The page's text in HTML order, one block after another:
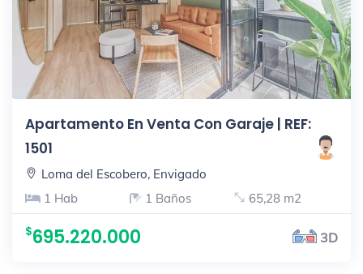
Apartamento En Venta Con Garaje | REF:
1501
Loma del Escobero, Envigado
1 Hab
1 Baños 65,28 m2
695.220.000 3D